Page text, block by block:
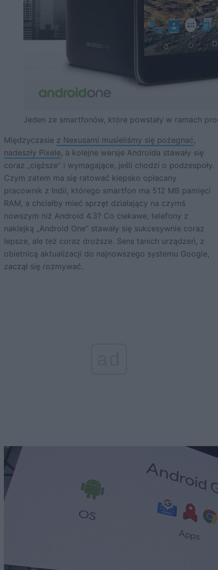
Jeden ze smartfonów, które powstały w ramach
Międzyczasie z Nexusami musieliśmy się pożegnać,
nadeszły Pixele, a kolejne wersje Androida stawały się
coraz „cięższe” i wymagające, jeśli chodzi o podzespoły.
Czym zatem ma się ratować kiepsko opłacany
pracownik z Indii, którego smartfon ma 512 MB pamięci
RAM, a chciałby mieć sprzęt działający na czymś
nowszym niż Android 4.3? Co ciekawe, telefony z
naklejką „Android One” stawały się sukcesywnie coraz
lepsze, ale też coraz droższe. Sens tanich urządzeń, z
obietnicą aktualizacji do najnowszego systemu Google,
zaczął się rozmywać.